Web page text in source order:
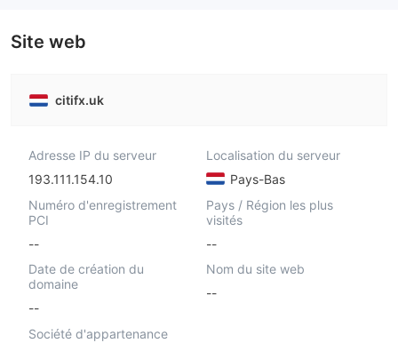
Site web
citifx.uk
Adresse IP du serveur
193.111.154.10
Localisation du serveur
Pays-Bas
Numéro d'enregistrement
PCI
--
Pays / Région les plus
visités
--
Date de création du
domaine
--
Nom du site web
--
Société d'appartenance